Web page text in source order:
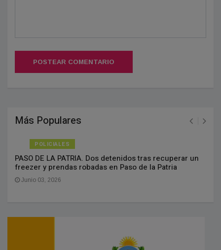
POSTEAR COMENTARIO
Más Populares
POLICIALES
PASO DE LA PATRIA. Dos detenidos tras recuperar un
freezer y prendas robadas en Paso de la Patria
Junio 03, 2026